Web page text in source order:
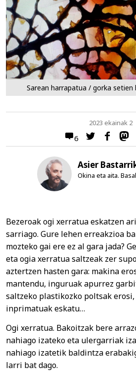
Sarean harrapatua / gorka setien
6
2023 ekainak 2
Asier
Okina eta aita.
Bezeroak ogi xerratua eskatzen
sarriago. Gure lehen erreakzioa
mozteko gai ere ez al gara jada?
eta ogia xerratua saltzeak zer
aztertzen hasten gara: makina
mantendu, inguruak apurrez
saltzeko plastikozko poltsak
inprimatuak eskatu…
Ogi xerratua. Bakoitzak bere
nahiago izateko eta ulergarriak
nahiago izatetik baldintza
larri bat dago.